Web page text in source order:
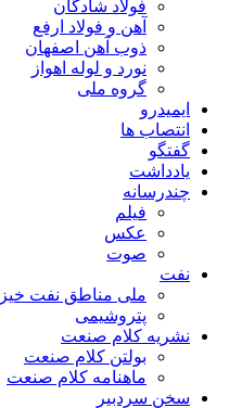
فولاد شادگان
آهن و فولاد ارفع
ذوب آهن اصفهان
نورد و لوله اهواز
گروه ملی
ایمیدرو
انتصاب ها
گفتگو
یادداشت
چندرسانه
فیلم
عکس
صوت
نفت
ملی مناطق نفت خیز
پتروشیمی
نشریه کلام صنعت
بولتن کلام صنعت
ماهنامه کلام صنعت
سخن سردبیر